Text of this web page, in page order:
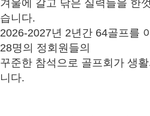
겨울에 갈고 닦은 실력들을 한
습니다.
2026-2027년 2년간 64골프를
28명의 정회원들의
꾸준한 참석으로 골프회가 생
니다.